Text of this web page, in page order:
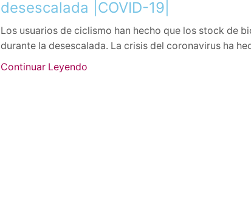
desescalada |COVID-19|
Los usuarios de ciclismo han hecho que los stock de
durante la desescalada. La crisis del coronavirus ha
Continuar Leyendo